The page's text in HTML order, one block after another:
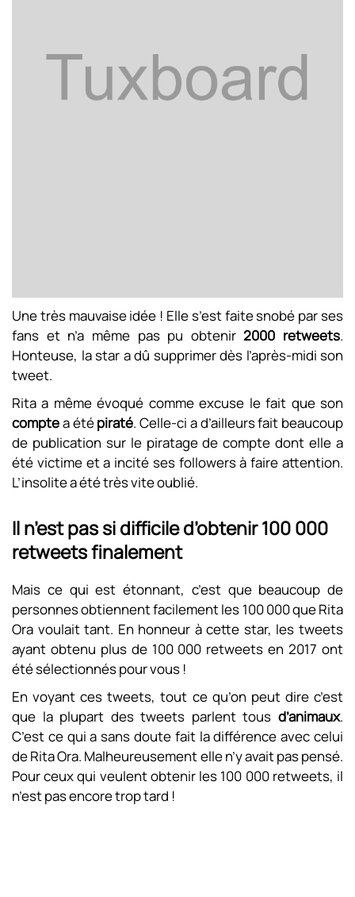
Une très mauvaise idée ! Elle s’est faite snobé par ses
fans et n’a même pas pu obtenir2000 retweets.
Honteuse, la star a dû supprimer dès l’après-midi son
tweet.
Rita a même évoqué comme excuse le fait que son
comptea étépiraté. Celle-ci a d’ailleurs fait beaucoup
de publication sur le piratage de compte dont elle a
été victime et a incité ses followers à faire attention.
L’insolite a été très vite oublié.
Il n’est pas si difficile d’obtenir 100 000
retweets finalement
Mais ce qui est étonnant, c’est que beaucoup de
personnes obtiennent facilement les 100 000 que Rita
Ora voulait tant. En honneur à cette star, les tweets
ayant obtenu plus de 100 000 retweets en 2017 ont
été sélectionnés pour vous !
En voyant ces tweets, tout ce qu’on peut dire c’est
que la plupart des tweets parlent tous d’animaux.
C’est ce qui a sans doute fait la différence avec celui
de Rita Ora. Malheureusement elle n’y avait pas pensé.
Pour ceux qui veulent obtenir les 100 000 retweets, il
n’est pas encore trop tard !